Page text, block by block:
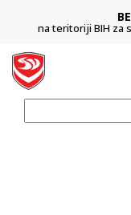
na teritoriji BIH za